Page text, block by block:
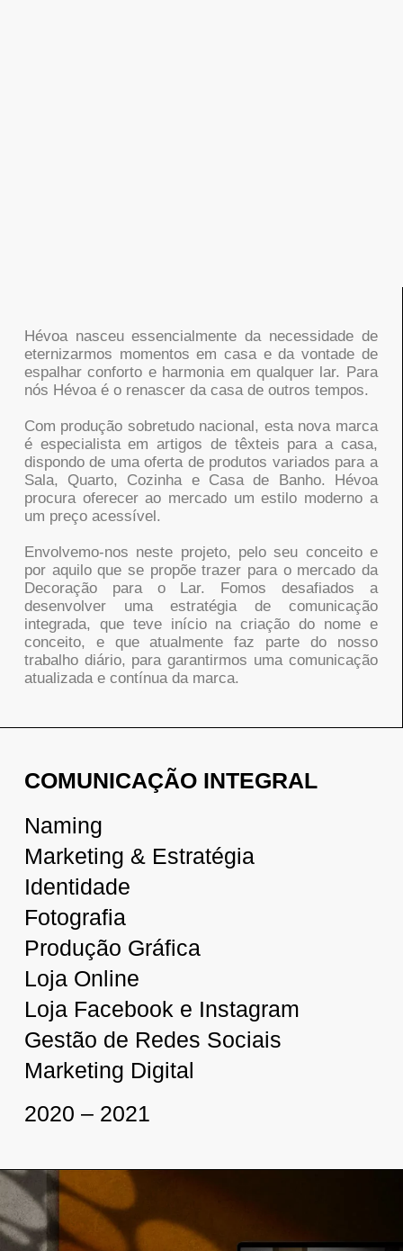
Hévoa nasceu essencialmente da necessidade de
eternizarmos momentos em casa e da vontade de
espalhar conforto e harmonia em qualquer lar. Para
nós Hévoa é o renascer da casa de outros tempos.
Com produção sobretudo nacional, esta nova marca
é especialista em artigos de têxteis para a casa,
dispondo de uma oferta de produtos variados para a
Sala, Quarto, Cozinha e Casa de Banho. Hévoa
procura oferecer ao mercado um estilo moderno a
um preço acessível.
Envolvemo-nos neste projeto, pelo seu conceito e
por aquilo que se propõe trazer para o mercado da
Decoração para o Lar. Fomos desafiados a
desenvolver uma estratégia de comunicação
integrada, que teve início na criação do nome e
conceito, e que atualmente faz parte do nosso
trabalho diário, para garantirmos uma comunicação
atualizada e contínua da marca.
COMUNICAÇÃO INTEGRAL
Naming
Marketing & Estratégia
Identidade
Fotografia
Produção Gráfica
Loja Online
Loja Facebook e Instagram
Gestão de Redes Sociais
Marketing Digital
2020 – 2021